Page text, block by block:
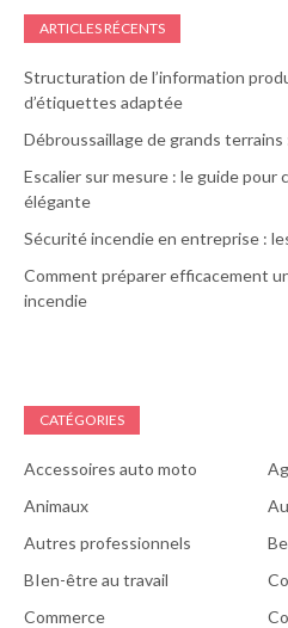
ARTICLES RÉCENTS
Structuration de l’information
d’étiquettes adaptée
Débroussaillage de grands
Escalier sur mesure : le guide pour
élégante
Sécurité incendie en entreprise :
Comment préparer efficacement
incendie
CATÉGORIES
Accessoires auto moto
Animaux
Autres professionnels
BIen-être au travail
Commerce